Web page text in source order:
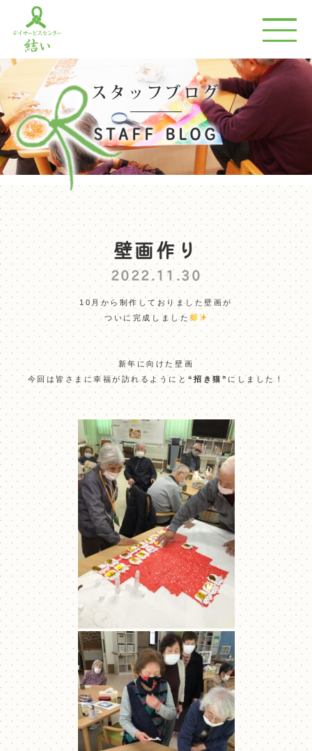
スタッフブログ
STAFF BLOG
壁画作り
2022.11.30
10月から制作しておりました壁画が
ついに完成しました
新年に向けた壁画
今回は皆さまに幸福が訪れるようにと “招き猫” にしました！